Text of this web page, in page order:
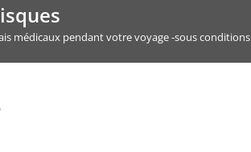
médicaux pendant votre voyage -sous conditions